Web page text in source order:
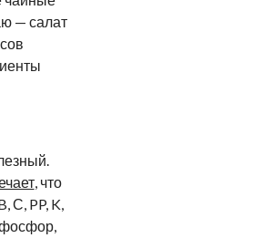
— салат
, что
С, PP, K,
фосфор,